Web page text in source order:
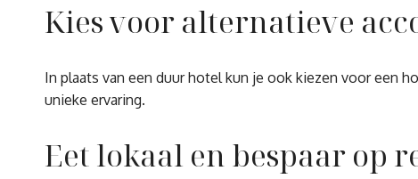
Kies voor alternatieve
In plaats van een duur hotel kun je ook kiezen voor een
unieke ervaring.
Eet lokaal en bespaar op